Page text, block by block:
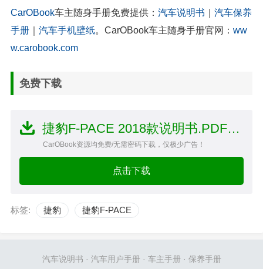
CarOBook车主随身手册免费提供： 汽车说明书
汽车保养
手册
汽车手机壁纸。CarOBook车主随身手册官网： ww
w.carobook.com
免费下载
捷豹F-PACE 2018款说明书.PDF文件
CarOBook资源均免费/无需密码下载，仅极少广告！
点击下载
标签: 捷豹 捷豹F-PACE
汽车说明书 · 汽车用户手册· 车主手册· 保养手册